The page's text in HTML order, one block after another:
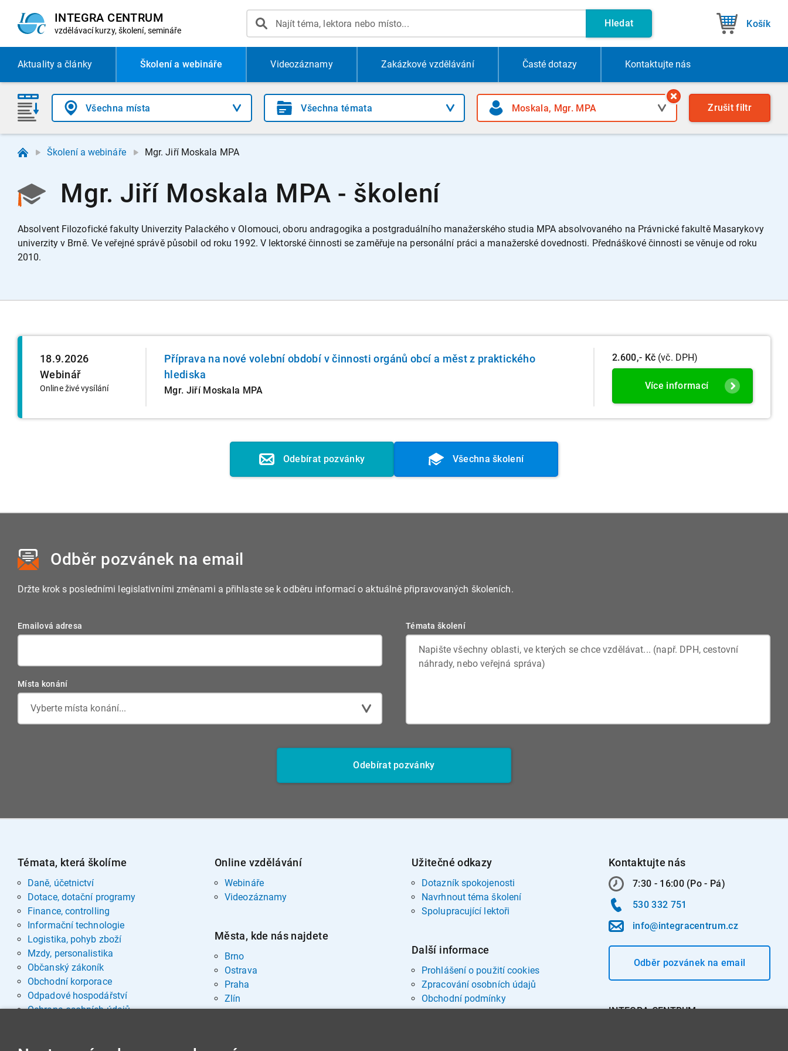
INTEGRA CENTRUM
vzdělávací kurzy, školení, semináře
Hledat Košík
Aktualitya články Školení a webináře Videozáznamy Zakázkové vzdělávání Časté dotazy Kontaktujte nás
Zrušit filtr
Školení a webináře Mgr. Jiří Moskala MPA
Mgr. Jiří Moskala MPA - školení
Absolvent Filozofické fakulty Univerzity Palackého v Olomouci, oboru andragogika a postgraduálního manažerského studia MPA absolvovaného na Právnické fakultě Masarykovy
univerzity v Brně. Ve veřejné správě působil od roku 1992. V lektorské činnosti se zaměřuje na personální práci a manažerské dovednosti. Přednáškové činnosti se věnuje od roku
2010.
18.9.2026
Webinář
Online živé vysílání
Příprava na nové volební období v činnosti orgánů obcí a měst z praktického
hlediska
Mgr. Jiří Moskala MPA
2.600,- Kč (vč. DPH)
Více informací
Odebírat pozvánky Všechna školení
Odběr pozvánek na email
Držte krok s posledními legislativními změnami a přihlaste se k odběru informací o aktuálně připravovaných školeních.
Emailová adresa
Místa konání
Vyberte místa konání...
Témata školení
Odebírat pozvánky
Témata, která školíme
Daně, účetnictví
Dotace, dotační programy
Finance, controlling
Informační technologie
Logistika, pohyb zboží
Mzdy, personalistika
Občanský zákoník
Obchodní korporace
Odpadové hospodářství
Ochrana osobních údajů
Online vzdělávání
Webináře
Videozáznamy
Města, kde nás najdete
Brno
Ostrava
Praha
Zlín
Užitečné odkazy
Dotazník spokojenosti
Navrhnout téma školení
Spolupracující lektoři
Další informace
Prohlášení o použití cookies
Zpracování osobních údajů
Obchodní podmínky
Kontaktujte nás
7:30 - 16:00 (Po - Pá)
530 332 751
info@integracentrum.cz
Odběr pozvánekna email
INTEGRA CENTRUM s.r.o.